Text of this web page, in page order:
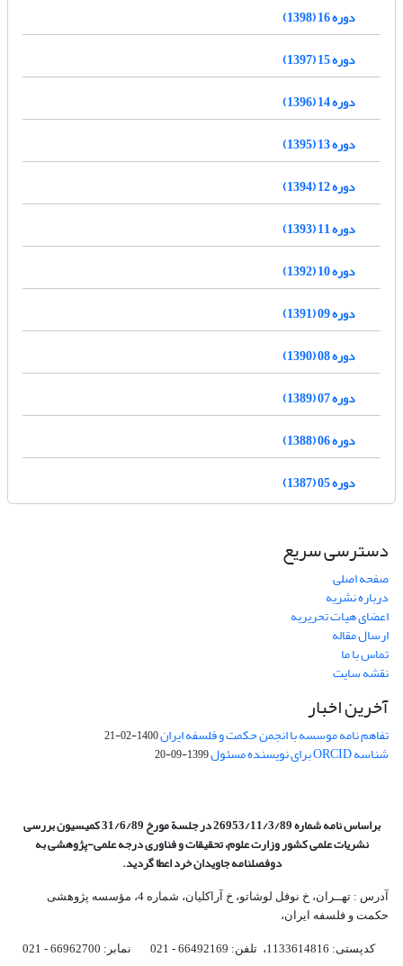
دوره 16 (1398)
دوره 15 (1397)
دوره 14 (1396)
دوره 13 (1395)
دوره 12 (1394)
دوره 11 (1393)
دوره 10 (1392)
دوره 09 (1391)
دوره 08 (1390)
دوره 07 (1389)
دوره 06 (1388)
دوره 05 (1387)
دسترسی سریع
صفحه اصلی
درباره نشریه
اعضای هیات تحریریه
ارسال مقاله
تماس با ما
نقشه سایت
آخرین اخبار
تفاهم نامه موسسه با انجمن حکمت و فلسفه ایران1400-02-21
شناسه ORCID برای نویسنده مسئول 1399-09-20
براساس نامه شماره 26953/11/3/89 در جلسة مورخ 31/6/89 کمیسیون
بررسی
نشریات علمی کشور وزارت علوم، تحقیقات و فناوری درجه علمی‌-پژوهشیبه
دوفصلنامه جاویدان خرد اعطا گردید.
آدرس : تهــران، خ نوفل لوشاتو، خ آراکلیان، شماره 4،‌ مؤسسه پژوهشی
حکمت و فلسفه ایران،‌
کدپستی: 1133614816، تلفن: 66492169 - 021 نمابر: 66962700 - 021